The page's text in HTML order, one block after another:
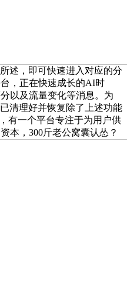
述，即可快速进入对应的分
，正在快速成长的AI时
以及流量变化等消息。为
清理好并恢复除了上述功能
有一个平台专注于为用户供
本，300斤老公窝囊认怂？